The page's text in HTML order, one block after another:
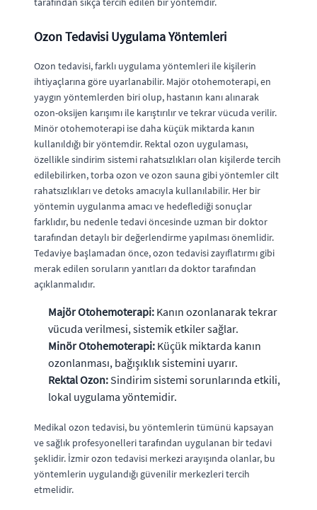
Ozon Tedavisi Uygulama Yöntemleri
Ozon tedavisi, farklı uygulama yöntemleri ile kişilerin
ihtiyaçlarına göre uyarlanabilir. Majör otohemoterapi, en
yaygın yöntemlerden biri olup, hastanın kanı alınarak
ozon-oksijen karışımı ile karıştırılır ve tekrar vücuda verilir.
Minör otohemoterapi ise daha küçük miktarda kanın
kullanıldığı bir yöntemdir. Rektal ozon uygulaması,
özellikle sindirim sistemi rahatsızlıkları olan kişilerde tercih
edilebilirken, torba ozon ve ozon sauna gibi yöntemler cilt
rahatsızlıkları ve detoks amacıyla kullanılabilir. Her bir
yöntemin uygulanma amacı ve hedeflediği sonuçlar
farklıdır, bu nedenle tedavi öncesinde uzman bir doktor
tarafından detaylı bir değerlendirme yapılması önemlidir.
Tedaviye başlamadan önce, ozon tedavisi zayıflatırmı gibi
merak edilen soruların yanıtları da doktor tarafından
açıklanmalıdır.
Majör Otohemoterapi: Kanın ozonlanarak tekrar
vücuda verilmesi, sistemik etkiler sağlar.
Minör Otohemoterapi: Küçük miktarda kanın
ozonlanması, bağışıklık sistemini uyarır.
Rektal Ozon: Sindirim sistemi sorunlarında etkili,
lokal uygulama yöntemidir.
Medikal ozon tedavisi, bu yöntemlerin tümünü kapsayan
ve sağlık profesyonelleri tarafından uygulanan bir tedavi
şeklidir. İzmir ozon tedavisi merkezi arayışında olanlar, bu
yöntemlerin uygulandığı güvenilir merkezleri tercih
etmelidir.